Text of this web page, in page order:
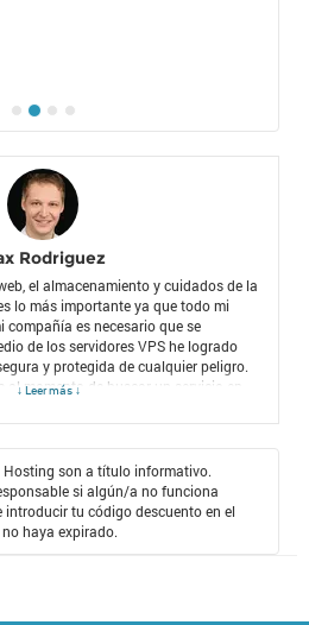
Rodriguez
el almacenamiento y cuidados de la
lo más importante ya que todo mi
compañía es necesario que se
de los servidores VPS he logrado
y protegida de cualquier peligro.
momento de buscar un servicio en
in Hosting** adquirí uno de los
que he encontrado en el mercado.
todo va estar bien y no tendré
inclusive All in Hosting creo un
a lo que yo necesito. Mi
tan protegida. Toda mi tranquilidad
↓ Leer más ↓
son a título informativo.
si algún/a no funciona
introducir tu código descuento en el
haya expirado.